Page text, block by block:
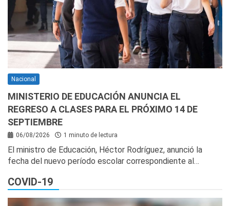
Nacional
MINISTERIO DE EDUCACIÓN ANUNCIA EL
REGRESO A CLASES PARA EL PRÓXIMO 14 DE
SEPTIEMBRE
06/08/2026 1 minuto de lectura
El ministro de Educación, Héctor Rodríguez, anunció la
fecha del nuevo período escolar correspondiente al…
COVID-19